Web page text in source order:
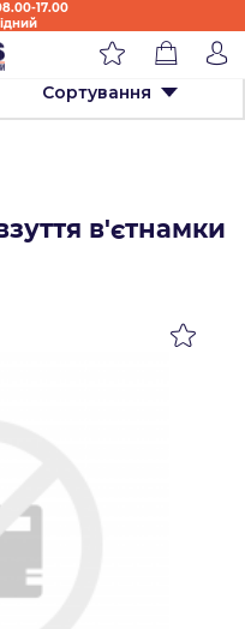
17.00
Сортування
в'єтнамки